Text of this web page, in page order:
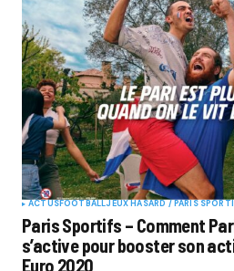
ACTUSFOOTBALLJEUX HASARD / PARIS
Paris Sportifs – Comment
s’active pour booster son
Euro 2020